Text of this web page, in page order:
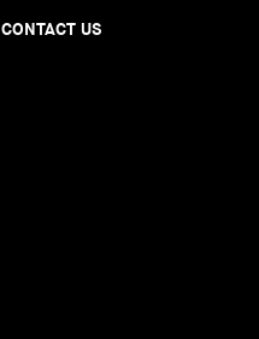
CONTACT US